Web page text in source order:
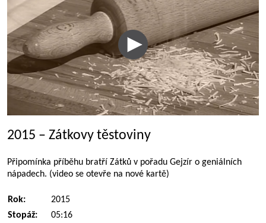
2015 – Zátkovy těstoviny
Připomínka příběhu bratří Zátků v pořadu Gejzír o geniálních
nápadech. (video se otevře na nové kartě)
Rok:
2015
Stopáž:
05:16